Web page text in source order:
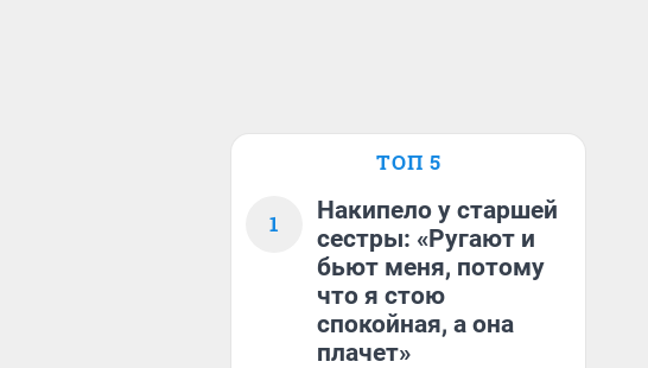
ТОП 5
1
Накипело у старшей
сестры: «Ругают и
бьют меня, потому
что я стою
спокойная, а она
плачет»